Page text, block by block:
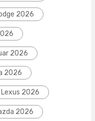
2026
2026
2026
Lexus 2026
2026